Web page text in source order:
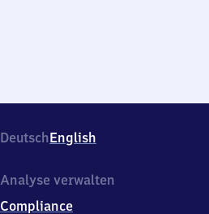
DeutschEnglish
Analyse verwalten
Compliance